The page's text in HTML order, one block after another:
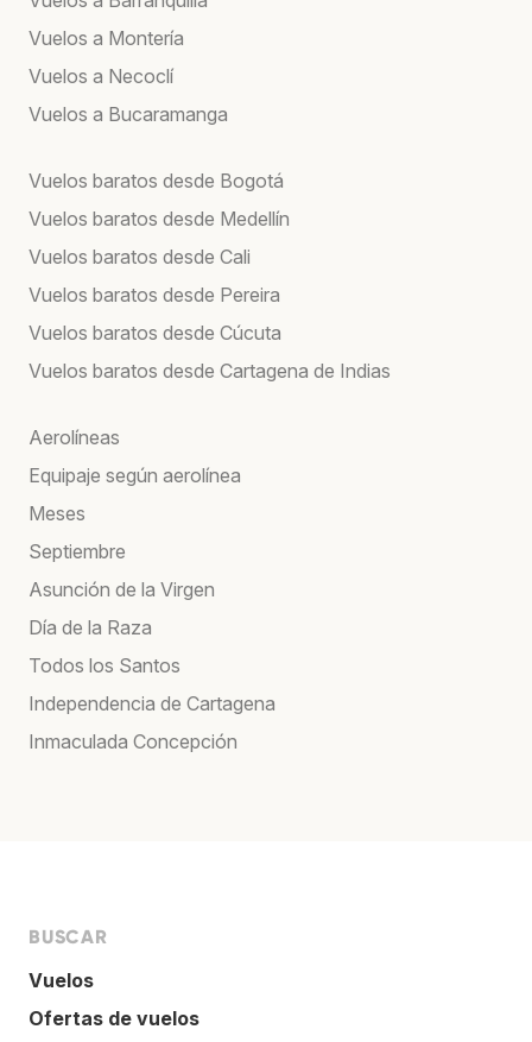
Vuelos a Montería
Vuelos a Necoclí
Vuelos a Bucaramanga
Vuelos baratos desde Bogotá
Vuelos baratos desde Medellín
Vuelos baratos desde Cali
Vuelos baratos desde Pereira
Vuelos baratos desde Cúcuta
Vuelos baratos desde Cartagena de Indias
Aerolíneas
Equipaje según aerolínea
Meses
Septiembre
Asunción de la Virgen
Día de la Raza
Todos los Santos
Independencia de Cartagena
Inmaculada Concepción
BUSCAR
Vuelos
Ofertas de vuelos